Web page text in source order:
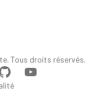
Tous droits réservés.